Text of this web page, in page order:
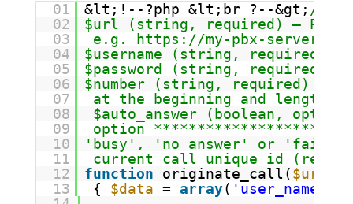
01 &lt;!--?php &lt;br ?--&gt; /***
02
$url (string, required) – PBX
03
e.g.
https://my-pbx-server-
04
$username (string, required) –
05
$password (string, required) –
06
$number (string, required) –
07
at the beginning and length
08
$auto_answer (boolean,
09
option ***********************
10
'busy', 'no answer' or
11
current call unique id
12
function originate_call($url
13
{ $data = array( 'user_name'